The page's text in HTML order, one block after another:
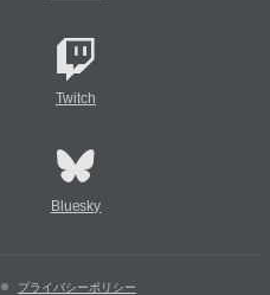
Twitch
Bluesky
プライバシーポリシー